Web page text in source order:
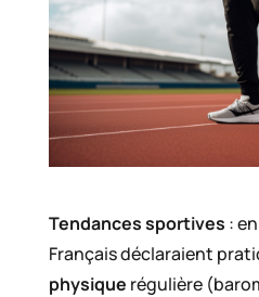
Tendances sportives :
Français déclaraient
physique régulière